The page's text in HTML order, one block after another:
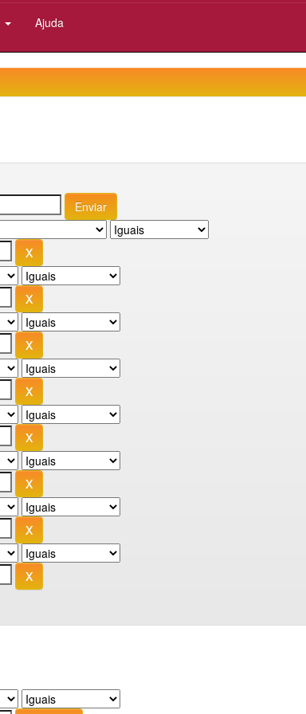
Ajuda